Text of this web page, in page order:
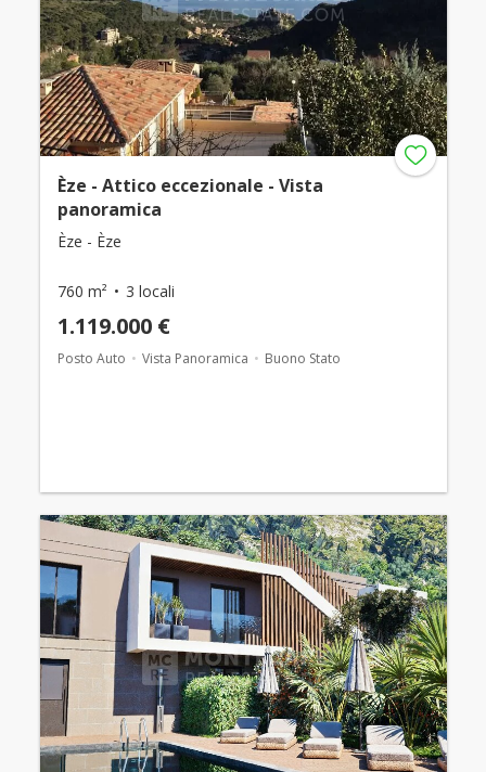
Èze - Attico eccezionale - Vista
panoramica
Èze - Èze
760 m² 3 locali
1.119.000 €
Posto Auto Vista Panoramica Buono Stato